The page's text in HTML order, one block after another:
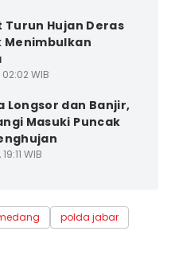
Turun Hujan Deras
Menimbulkan
02:02 WIB
Longsor dan Banjir,
Masuki Puncak
WIB
polda jabar